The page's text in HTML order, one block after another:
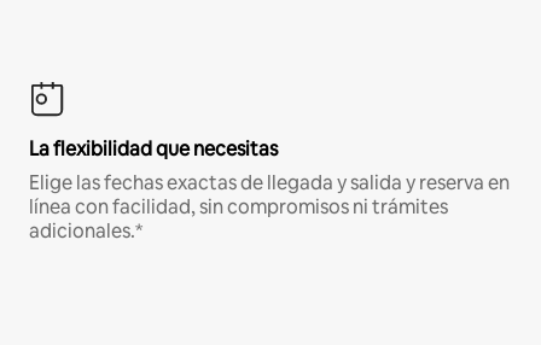
La flexibilidad que necesitas
Elige las fechas exactas de llegada y salida y reserva en
línea con facilidad, sin compromisos ni trámites
adicionales.*